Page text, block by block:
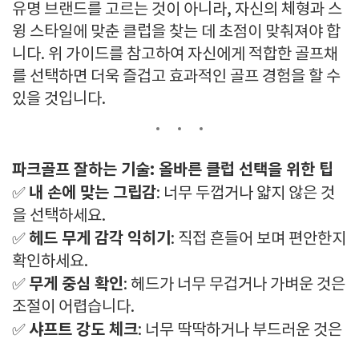
유명 브랜드를 고르는 것이 아니라, 자신의 체형과 스
윙 스타일에 맞춘 클럽을 찾는 데 초점이 맞춰져야 합
니다. 위 가이드를 참고하여 자신에게 적합한 골프채
를 선택하면 더욱 즐겁고 효과적인 골프 경험을 할 수
있을 것입니다.
파크골프 잘하는 기술: 올바른 클럽 선택을 위한 팁
✅ 내 손에 맞는 그립감: 너무 두껍거나 얇지 않은 것
을 선택하세요.
✅ 헤드 무게 감각 익히기 : 직접 흔들어 보며 편안한지
확인하세요.
✅ 무게 중심 확인: 헤드가 너무 무겁거나 가벼운 것은
조절이 어렵습니다.
✅샤프트 강도 체크: 너무 딱딱하거나 부드러운 것은